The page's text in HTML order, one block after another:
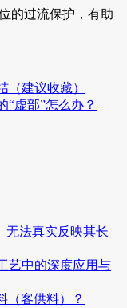
的过流保护，有助
（建议收藏）
“虚部”怎么办？
无法真实反映其长
艺中的深度应用与
（客供料）？